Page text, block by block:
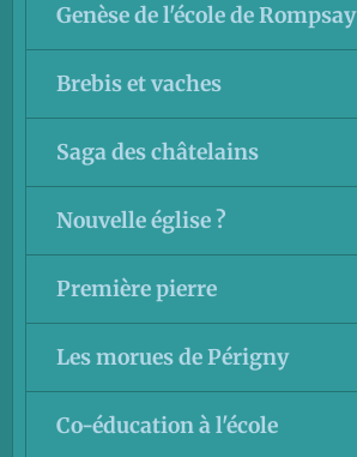
Genèse de l'école de Rompsay
Brebis et vaches
Saga des châtelains
Nouvelle église ?
Première pierre
Les morues de Périgny
Co-éducation à l'école